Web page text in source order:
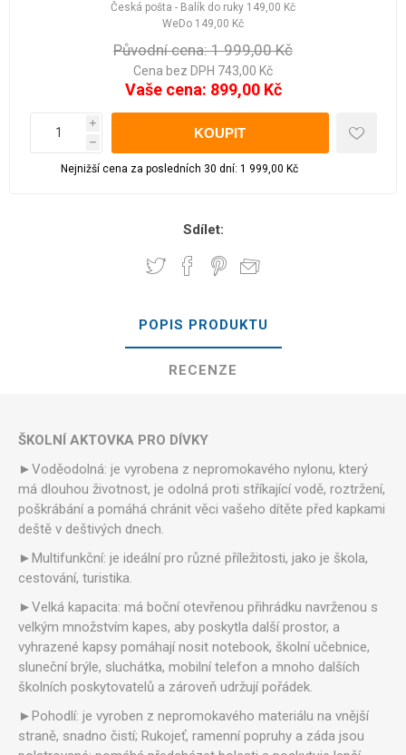
Česká pošta - Balík do ruky 149,00 Kč
WeDo 149,00 Kč
Původní cena: 1 999,00 Kč
Cena bez DPH 743,00 Kč
Vaše cena: 899,00 Kč
i
h
Nejnižší cena za posledních 30 dní: 1 999,00 Kč
Sdílet:
POPIS PRODUKTU
RECENZE
ŠKOLNÍ AKTOVKA PRO DÍVKY
►Voděodolná: je vyrobena z nepromokavého nylonu, který
má dlouhou životnost, je odolná proti stříkající vodě, roztržení,
poškrábání a pomáhá chránit věci vašeho dítěte před kapkami
deště v deštivých dnech.
►Multifunkční: je ideální pro různé příležitosti, jako je škola,
cestování, turistika.
►Velká kapacita: má boční otevřenou přihrádku navrženou s
velkým množstvím kapes, aby poskytla další prostor, a
vyhrazené kapsy pomáhají nosit notebook, školní učebnice,
sluneční brýle, sluchátka, mobilní telefon a mnoho dalších
školních poskytovatelů a zároveň udržují pořádek.
►Pohodlí: je vyroben z nepromokavého materiálu na vnější
straně, snadno čistí; Rukojeť, ramenní popruhy a záda jsou